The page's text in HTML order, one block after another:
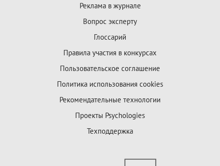
Реклама в журнале
Вопрос эксперту
Глоссарий
Правила участия в конкурсах
Пользовательское соглашение
Политика использования cookies
Рекомендательные технологии
Проекты Psychologies
Техподдержка